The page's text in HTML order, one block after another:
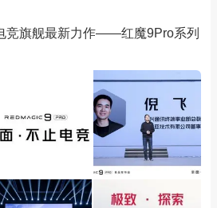
竞旗舰最新力作——红魔9Pro系列